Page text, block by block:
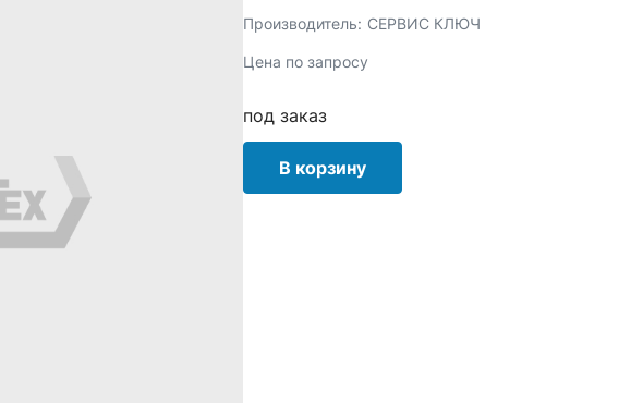
Производитель: СЕРВИС КЛЮЧ
Цена по запросу
под заказ
В корзину